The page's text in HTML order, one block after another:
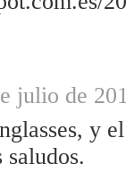
julio de
y